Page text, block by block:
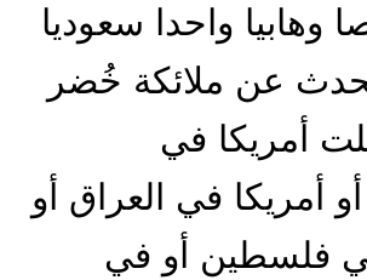
وهابيا واحدا سعوديا
عن ملائكة خُضر
أمريكا في
أمريكا في العراق أو
فلسطين أو في